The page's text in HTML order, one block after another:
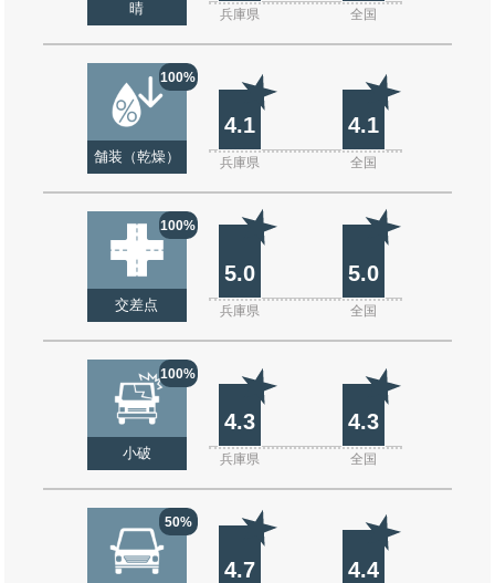
晴 兵庫県 全国
100%
舗装（乾燥）
4.1 4.1
兵庫県 全国
100%
交差点
5.0 5.0
兵庫県 全国
100%
小破
4.3 4.3
兵庫県 全国
50%
4.7 4.4